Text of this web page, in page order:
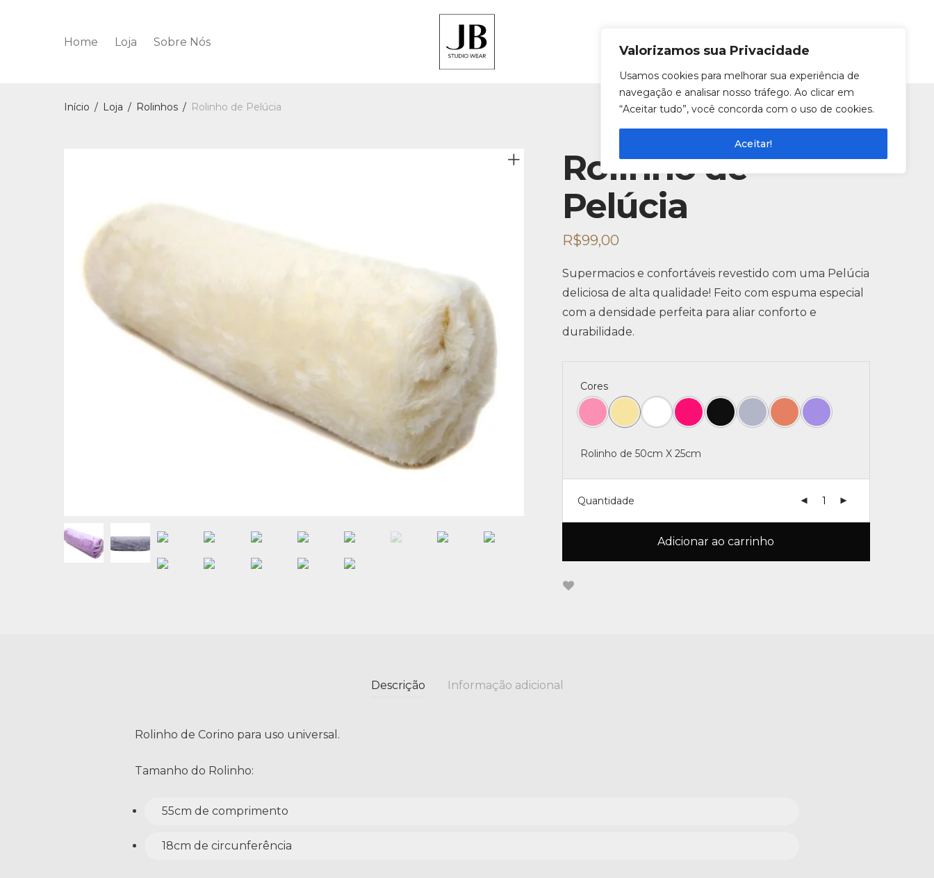
Valorizamos sua Privacidade
Usamos cookies para melhorar sua experiência de
navegação e analisar nosso tráfego. Ao clicar em
“Aceitar tudo”, você concorda com o uso de cookies.
Aceitar!
Home Loja Sobre Nós
Início / Loja / Rolinhos / Rolinho de Pelúcia
Rolinho de
Pelúcia
R$99,00
Supermacios e confortáveis revestido com uma Pelúcia
deliciosa de alta qualidade! Feito com espuma especial
com a densidade perfeita para aliar conforto e
durabilidade.
Cores
Rolinho de 50cm X 25cm
Quantidade
Adicionar ao carrinho
Descrição Informação adicional
Rolinho de Corino para uso universal.
Tamanho do Rolinho:
55cm de comprimento
18cm de circunferência